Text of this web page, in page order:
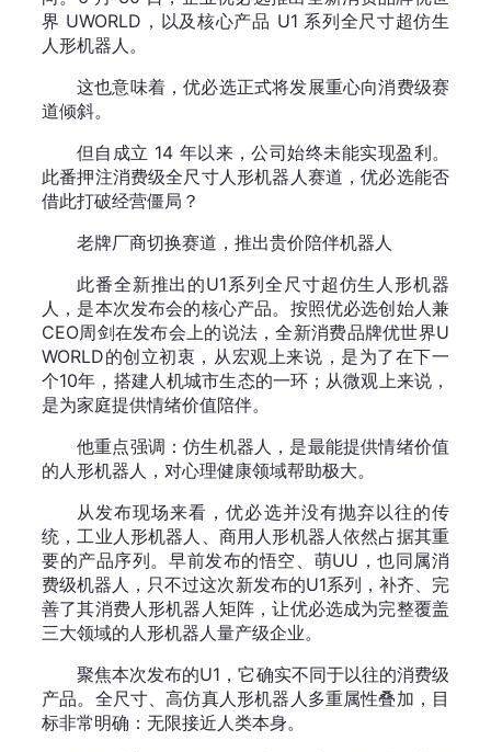
界 UWORLD，以及核心产品 U1 系列全尺寸超仿生
人形机器人。
这也意味着，优必选正式将发展重心向消费级赛
道倾斜。
但自成立 14 年以来，公司始终未能实现盈利。
此番押注消费级全尺寸人形机器人赛道，优必选能否
借此打破经营僵局？
老牌厂商切换赛道，推出贵价陪伴机器人
此番全新推出的U1系列全尺寸超仿生人形机器
人，是本次发布会的核心产品。按照优必选创始人兼
CEO周剑在发布会上的说法，全新消费品牌优世界U
WORLD的创立初衷，从宏观上来说，是为了在下一
个10年，搭建人机城市生态的一环；从微观上来说，
是为家庭提供情绪价值陪伴。
他重点强调：仿生机器人，是最能提供情绪价值
的人形机器人，对心理健康领域帮助极大。
从发布现场来看，优必选并没有抛弃以往的传
统，工业人形机器人、商用人形机器人依然占据其重
要的产品序列。早前发布的悟空、萌UU，也同属消
费级机器人，只不过这次新发布的U1系列，补齐、完
善了其消费人形机器人矩阵，让优必选成为完整覆盖
三大领域的人形机器人量产级企业。
聚焦本次发布的U1，它确实不同于以往的消费级
产品。全尺寸、高仿真人形机器人多重属性叠加，目
标非常明确：无限接近人类本身。